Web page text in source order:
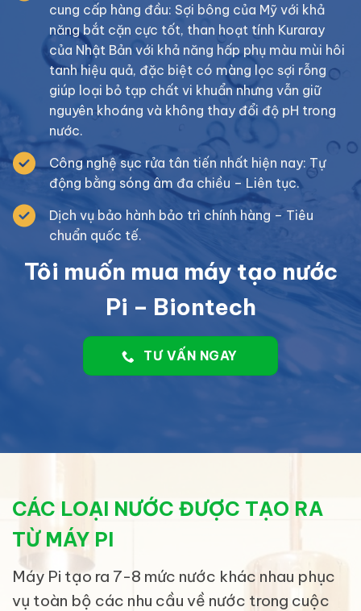
cung cấp hàng đầu: Sợi bông của Mỹ với khả
năng bắt cặn cực tốt, than hoạt tính Kuraray
của Nhật Bản với khả năng hấp phụ màu mùi hôi
tanh hiệu quả, đặc biệt có màng lọc sợi rỗng
giúp loại bỏ tạp chất vi khuẩn nhưng vẫn giữ
nguyên khoáng và không thay đổi độ pH trong
nước.
Công nghệ sục rửa tân tiến nhất hiện nay: Tự
động bằng sóng âm đa chiều – Liên tục.
Dịch vụ bảo hành bảo trì chính hàng – Tiêu
chuẩn quốc tế.
Tôi muốn mua máy tạo nước
Pi – Biontech
TƯ VẤN NGAY
CÁC LOẠI NƯỚC ĐƯỢC TẠO RA
TỪ MÁY PI
Máy Pi tạo ra 7-8 mức nước khác nhau phục
vụ toàn bộ các nhu cầu về nước trong cuộc